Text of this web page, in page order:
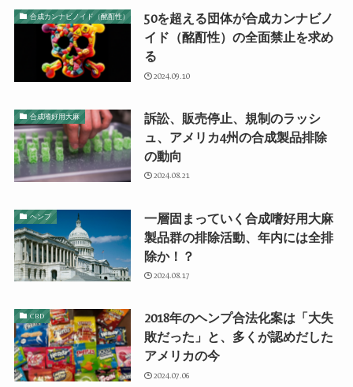
合成カンナビノイド（酩酊性）
50を超える団体が合成カンナビノ
イド（酩酊性）の全面禁止を求め
る
2024.09.10
合成嗜好用大麻
訴訟、販売停止、規制のラッシ
ュ、アメリカ4州の合成製品排除
の動向
2024.08.21
ヘンプ
一層固まっていく合成嗜好用大麻
製品群の排除活動、年内には全排
除か！？
2024.08.17
CBD
2018年のヘンプ合法化案は「大失
敗だった」と、多くが認めだした
アメリカの今
2024.07.06